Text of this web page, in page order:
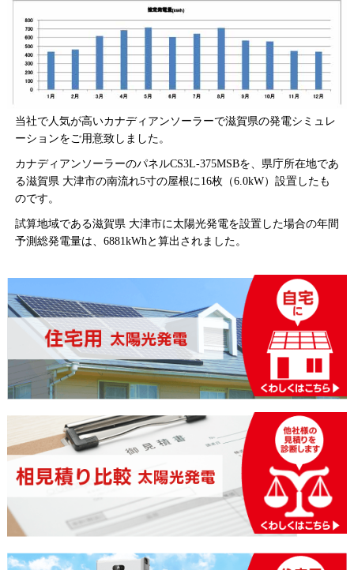
当社で人気が高いカナディアンソーラーで滋賀県の発電シミュレ
ーションをご用意致しました。
カナディアンソーラーのパネルCS3L-375MSBを、県庁所在地であ
る滋賀県 大津市の南流れ5寸の屋根に16枚（6.0kW）設置したも
のです。
試算地域である滋賀県 大津市に太陽光発電を設置した場合の年間
予測総発電量は、6881kWhと算出されました。